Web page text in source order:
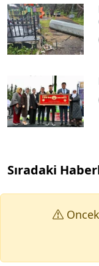
Sıradaki